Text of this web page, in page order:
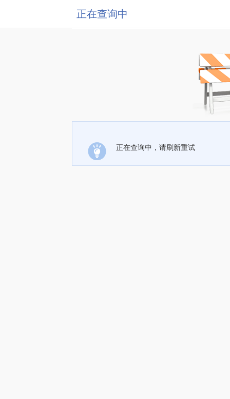
正在查询中
正在查询中，请刷新重试